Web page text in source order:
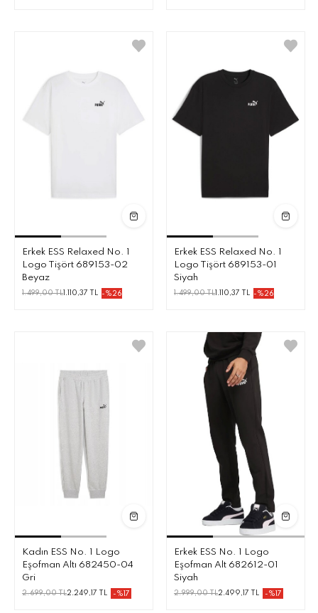
Erkek ESS Relaxed No. 1
Logo Tişört 689153-02
Beyaz
1.499,00 TL 1.110,37 TL -%26
Erkek ESS Relaxed No. 1
Logo Tişört 689153-01
Siyah
1.499,00 TL 1.110,37 TL -%26
Kadın ESS No. 1 Logo
Eşofman Altı 682450-04
Gri
2.699,00 TL2.249,17 TL -%17
Erkek ESS No. 1 Logo
Eşofman Alt 682612-01
Siyah
2.999,00 TL2.499,17 TL -%17